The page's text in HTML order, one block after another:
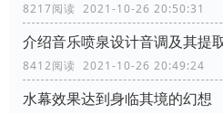
8217阅读 2021-10-26 20:50:31
介绍音乐喷泉设计音调及其提
8412阅读 2021-10-26 20:49:24
水幕效果达到身临其境的幻想